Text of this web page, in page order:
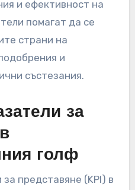
и ефективност на
помагат да се
страни на
и
състезания.
за
голф
представяне (KPI) в